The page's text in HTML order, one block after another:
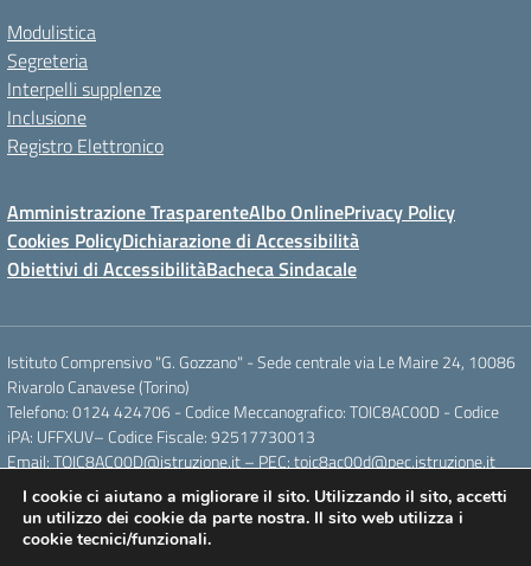
Modulistica
Segreteria
Interpelli supplenze
Inclusione
Registro Elettronico
Amministrazione TrasparenteAlbo OnlinePrivacy Policy
Cookies PolicyDichiarazione di Accessibilità
Obiettivi di AccessibilitàBacheca Sindacale
Istituto Comprensivo "G. Gozzano" - Sede centrale via Le Maire 24, 10086
Rivarolo Canavese (Torino)
Telefono: 0124 424706 - Codice Meccanografico: TOIC8AC00D - Codice
iPA: UFFXUV– Codice Fiscale: 92517730013
Email: TOIC8AC00D@istruzione.it – PEC: toic8ac00d@pec.istruzione.it
Concept & Design by Designers Italia
I cookie ci aiutano a migliorare il sito. Utilizzando il sito, accetti
un utilizzo dei cookie da parte nostra. Il sito web utilizza i
cookie tecnici/funzionali.